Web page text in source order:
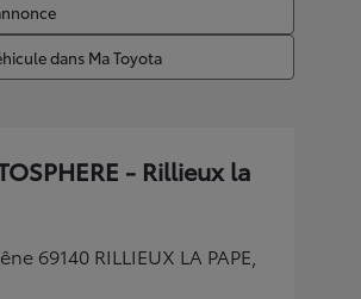
dans Ma Toyota
- Rillieux la
69140 RILLIEUX LA PAPE,